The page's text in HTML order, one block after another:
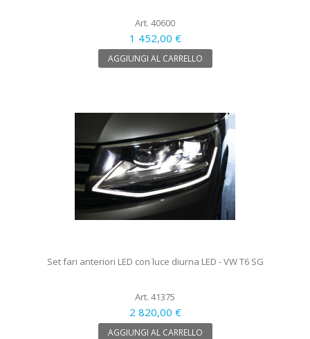
Art. 40600
1 452,00 €
AGGIUNGI AL CARRELLO
Set fari anteriori LED con luce diurna LED - VW T6 SG
Art. 41375
2 820,00 €
AGGIUNGI AL CARRELLO